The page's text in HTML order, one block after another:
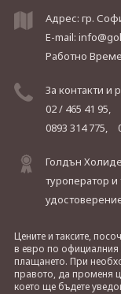
Адрес: гр.
E-mail:
Работно
За контакти и
02 / 465 41 95,
0893 314 775,
Голдън
туроператор и
Цените и таксите,
в евро по официалния
плащането. При
правото, да променя
което ще бъдете